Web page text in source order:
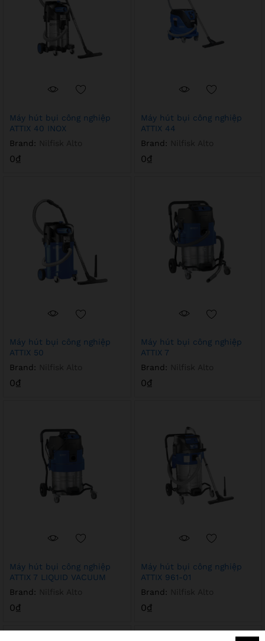
Máy hút bụi công nghiệp
ATTIX 40 INOX
Brand:
0₫
Máy hút bụi công nghiệp
ATTIX 44
Brand:
0₫
Máy hút bụi công nghiệp
ATTIX 50
Brand:
0₫
Máy hút bụi công nghiệp
ATTIX 7
Brand:
0₫
Máy hút bụi công nghiệp
ATTIX 7 LIQUID VACUUM
Brand:
0₫
Máy hút bụi công nghiệp
ATTIX 961-01
Brand:
0₫